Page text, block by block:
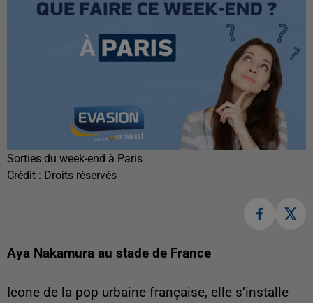
Sorties du week-end à Paris
Crédit : Droits réservés
Aya Nakamura au stade de France
Icone de la pop urbaine française, elle s’installe